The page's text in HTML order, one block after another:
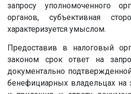
запросу уполномоченного
органов, субъективная
характеризуется умыслом.
Предоставив в налоговый
законом срок ответ на
документально
бенефициарных владельцах